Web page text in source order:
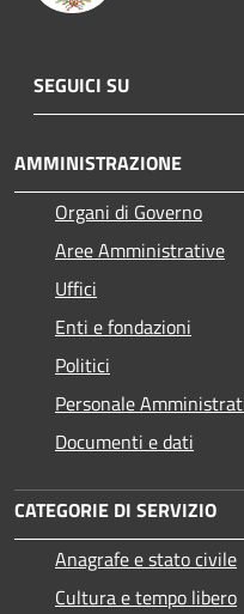
SEGUICI SU
AMMINISTRAZIONE
Organi di Governo
Aree Amministrative
Uffici
Enti e fondazioni
Politici
Personale
Documenti e dati
CATEGORIE DI SERVIZIO
Anagrafe e stato civile
Cultura e tempo libero